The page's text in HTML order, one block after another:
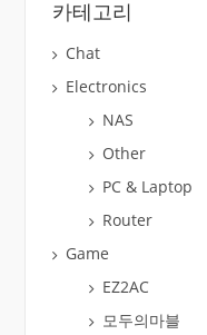
카테고리
Chat
Electronics
NAS
Other
PC & Laptop
Router
Game
EZ2AC
모두의마블